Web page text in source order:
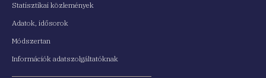
Statisztikai közlemények
Adatok, idősorok
Módszertan
Információk adatszolgáltatóknak